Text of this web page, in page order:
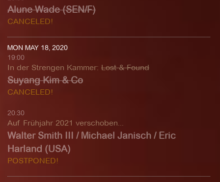
Alune Wade (SEN/F)
CANCELED!
MON MAY 18, 2020
19:00
In der Strengen Kammer: Lost & Found
Suyang Kim & Co
CANCELED!
20:30
Auf Frühjahr 2021 verschoben...
Walter​ Smith III / Michael Janisch / Eric
Harland (USA)
POSTPONED!